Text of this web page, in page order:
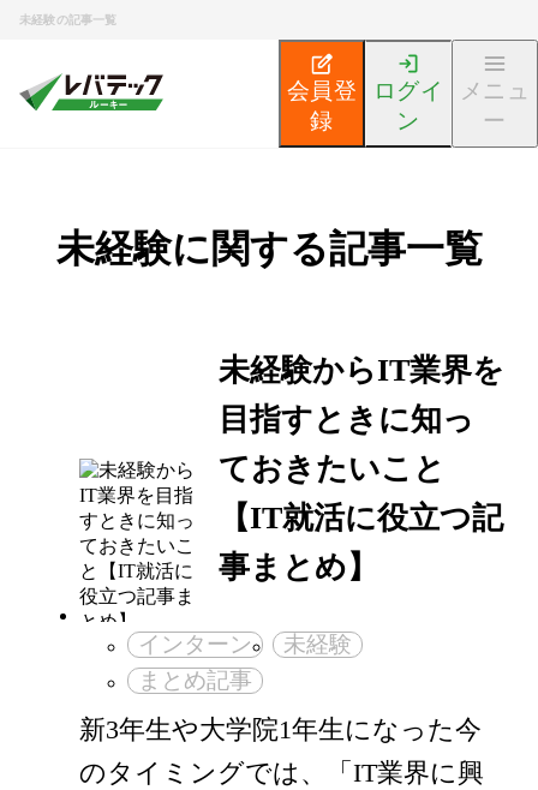
未経験の記事一覧
会員登
録
ログイ
ン
メニュ
ー
未経験に関する記事一覧
未経験からIT業界を
目指すときに知っ
ておきたいこと
【IT就活に役立つ記
事まとめ】
インターン
未経験
まとめ記事
新3年生や大学院1年生になった今
のタイミングでは、「IT業界に興